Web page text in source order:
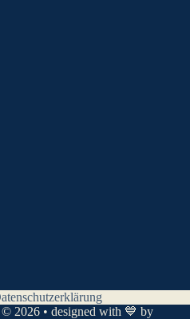
2026 • designed with 💙 by